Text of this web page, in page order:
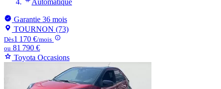
Garantie 36 mois
TOURNON (73)
Dès1 170 €/mois
ou 81 790 €
Toyota Occasions